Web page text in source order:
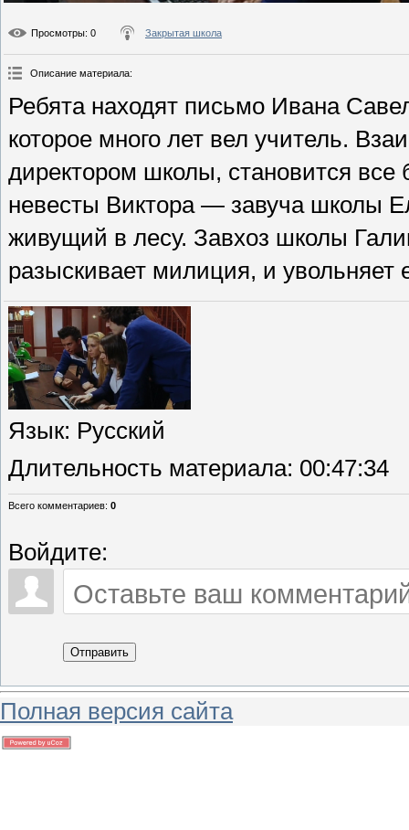
Просмотры: 0 Закрытая школа
Описание материала:
Ребята находят письмо Ивана
которое много лет вел учитель.
директором школы, становится
невесты Виктора — завуча школы
живущий в лесу. Завхоз школы
разыскивает милиция, и увольняет
Язык: Русский
Длительность материала: 00:47:34
Всего комментариев: 0
Войдите:
Отправить
Полная версия сайта